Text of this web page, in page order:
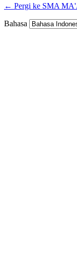
← Pergi ke SMA
Bahasa